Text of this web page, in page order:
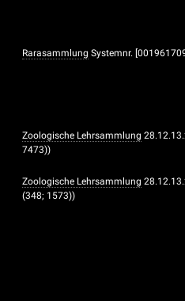
Rarasammlung Systemnr.
Zoologische Lehrsammlung
7473))
Zoologische Lehrsammlung
(348; 1573))